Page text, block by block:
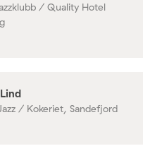
/ Quality Hotel
/ Kokeriet, Sandefjord